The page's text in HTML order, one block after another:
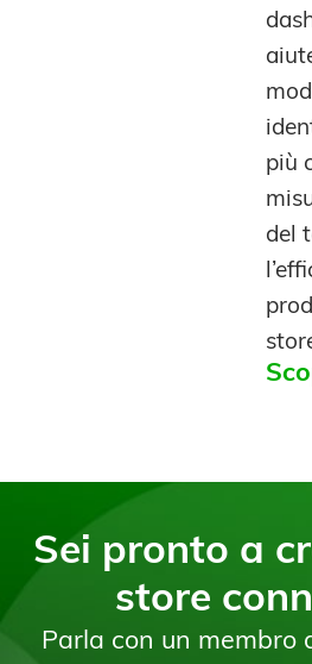
più
del
Sei pronto a
store
Parla con un membro